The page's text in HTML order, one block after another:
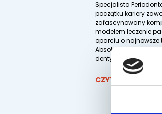
Specjalista
początku kariery
zafascynowany
modelem leczenie
oparciu o najnowsze
Absolwent kierunku
dentystycznego
CZYTAJ WIĘCEJ